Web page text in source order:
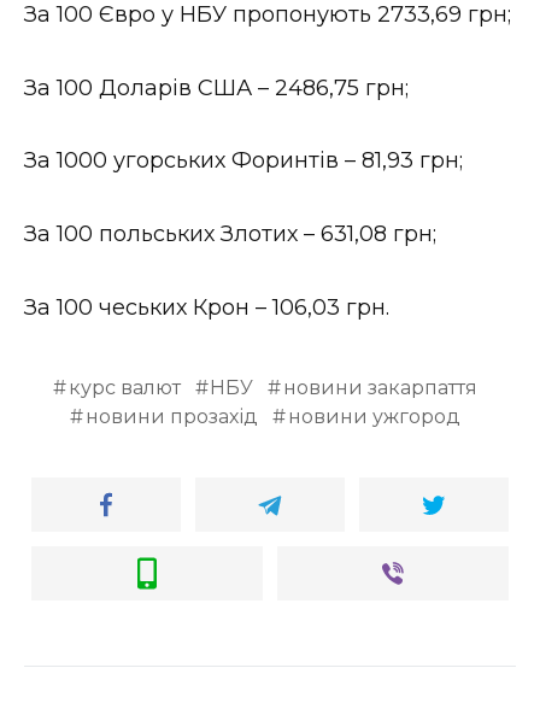
Стиль життя
Втрачений Ужгород
За 100 Євро у НБУ пропонують 2733,69 грн;
За 100 Доларів США – 2486,75 грн;
За 1000 угорських Форинтів – 81,93 грн;
За 100 польських Злотих – 631,08 грн;
За 100 чеських Крон – 106,03 грн.
курс валют НБУ
новини закарпаття
новини прозахід
новини ужгород